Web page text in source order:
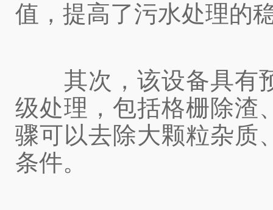
值，提高了污水处理的
其次，该设备具有预
级处理，包括格栅除渣
骤可以去除大颗粒杂质
条件。